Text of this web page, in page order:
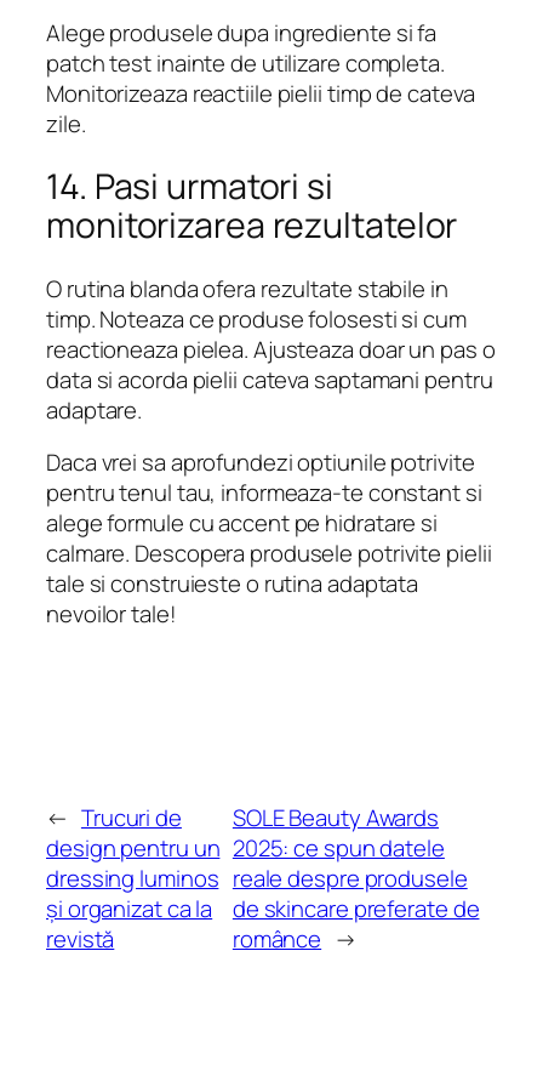
Alege produsele dupa ingrediente si fa
patch test inainte de utilizare completa.
Monitorizeaza reactiile pielii timp de cateva
zile.
14. Pasi urmatori si
monitorizarea rezultatelor
O rutina blanda ofera rezultate stabile in
timp. Noteaza ce produse folosesti si cum
reactioneaza pielea. Ajusteaza doar un pas o
data si acorda pielii cateva saptamani pentru
adaptare.
Daca vrei sa aprofundezi optiunile potrivite
pentru tenul tau, informeaza-te constant si
alege formule cu accent pe hidratare si
calmare. Descopera produsele potrivite pielii
tale si construieste o rutina adaptata
nevoilor tale!
← Trucuri de
design pentru un
dressing luminos
și organizat ca la
revistă
SOLE Beauty Awards
2025: ce spun datele
reale despre produsele
de skincare preferate de
românce →